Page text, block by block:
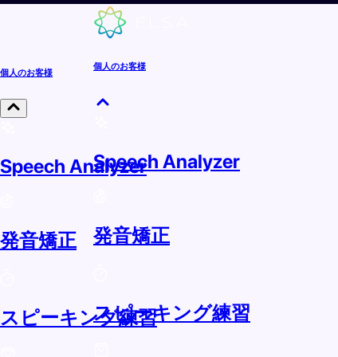
個人のお客様
Speech Analyzer
発音矯正
スピーキング練習
個人のお客様
Speech Analyzer
発音矯正
スピーキング練習